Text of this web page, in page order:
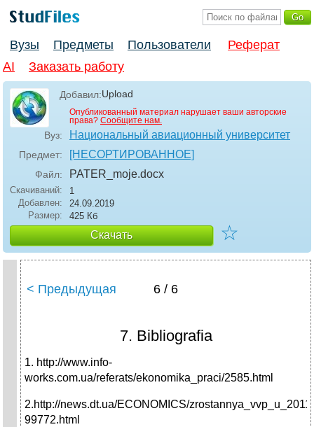
Вузы Предметы Пользователи
Реферат
AI
Заказать работу
Добавил:Upload
Опубликованный материал нарушает ваши авторские
права? Сообщите нам.
Вуз: Национальный авиационный университет
Предмет: [НЕСОРТИРОВАННОЕ]
Файл: PATER_moje.docx
Скачиваний:
1
Добавлен:
24.09.2019
Размер:
425 Кб
Скачать ☆
< Предыдущая 6 / 6
7. Bibliografia
1. http://www.info-
works.com.ua/referats/ekonomika_praci/2585.html
2.http://news.dt.ua/ECONOMICS/
99772.html